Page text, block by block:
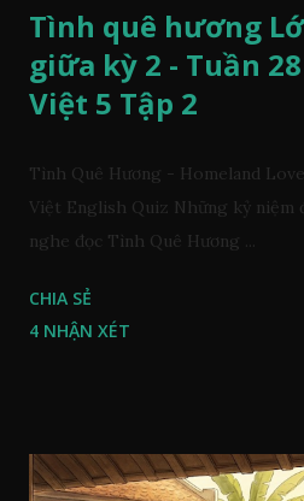
Tình quê hương
giữa kỳ 2 - Tuần
Việt 5 Tập 2
Tình Quê Hương - Homeland
Việt English Quiz Những kỷ niệm
nghe đọc Tình Quê Hương ...
CHIA SẺ
4 NHẬN XÉT